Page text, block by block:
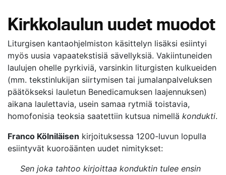
Kirkkolaulun uudet muodot
Liturgisen kantaohjelmiston käsittelyn lisäksi esiintyi
myös uusia vapaatekstisiä sävellyksiä. Vakiintuneiden
laulujen ohelle pyrkiviä, varsinkin liturgisten kulkueiden
(mm. tekstinlukijan siirtymisen tai jumalanpalveluksen
päätökseksi lauletun Benedicamuksen laajennuksen)
aikana laulettavia, usein samaa rytmiä toistavia,
homofonisia teoksia saatettiin kutsua nimellä kondukti.
Franco Kölniläisen kirjoituksessa 1200-luvun lopulla
esiintyvät kuoroäänten uudet nimitykset:
Sen joka tahtoo kirjoittaa konduktin tulee ensin